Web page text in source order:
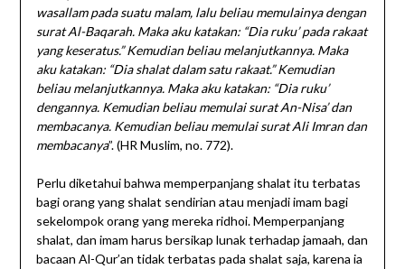
wasallam pada suatu malam, lalu beliau memulainya dengan
surat Al-Baqarah. Maka aku katakan: “Dia ruku’ pada rakaat
yang keseratus.” Kemudian beliau melanjutkannya. Maka
aku katakan: “Dia shalat dalam satu rakaat.” Kemudian
beliau melanjutkannya. Maka aku katakan: “Dia ruku’
dengannya. Kemudian beliau memulai surat An-Nisa’ dan
membacanya. Kemudian beliau memulai surat Ali Imran dan
membacanya”. (HR Muslim, no. 772).
Perlu diketahui bahwa memperpanjang shalat itu terbatas
bagi orang yang shalat sendirian atau menjadi imam bagi
sekelompok orang yang mereka ridhoi. Memperpanjang
shalat, dan imam harus bersikap lunak terhadap jamaah, dan
bacaan Al-Qur’an tidak terbatas pada shalat saja, karena ia